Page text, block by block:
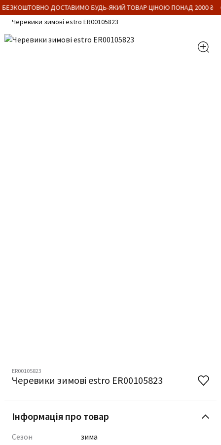
ДОСТАВИМО БУДЬ-ЯКИЙ ТОВАР ЦІНОЮ ПОНАД 2000 ₴
Черевики зимові estro ER00105823
ER00105823
Черевики зимові estro ER00105823
Інформація про товар
Сезон
зима